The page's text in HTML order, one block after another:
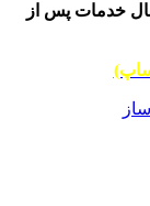
گارانتی برای تمامی محصولات و 10 سال خدمات پس از